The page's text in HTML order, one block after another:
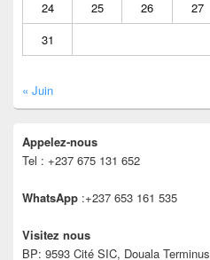
24
25 26 27
31
« Juin
Appelez-nous
Tel : +237 675 131 652
WhatsApp :+237 653 161 535
Visitez nous
BP: 9593 Cité SIC, Douala Terminus